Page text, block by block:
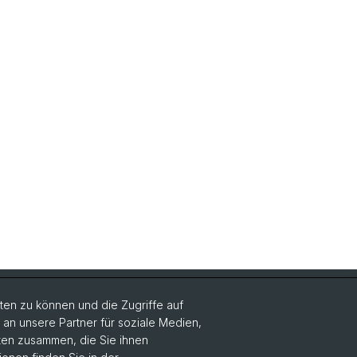
Social Media
Instagram Theol.
Fakultät
zu können und die Zugriffe auf
unsere Partner für soziale Medien,
zusammen, die Sie ihnen